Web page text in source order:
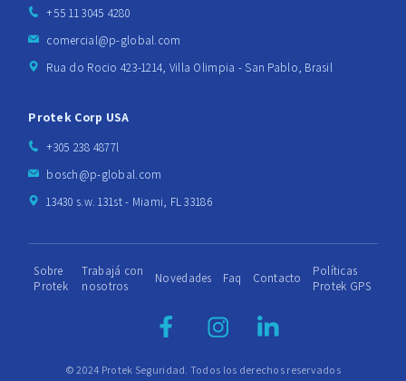
+55 11 3045 4280
comercial@p-global.com
Rua do Rocio 423-1214, Villa Olimpia - San Pablo, Brasil
Protek Corp USA
+305 238 4877l
bosch@p-global.com
13430 s.w. 131st - Miami, FL 33186
© 2024 Protek Seguridad. Todos los derechos reservados
Sobre
Protek
Trabajá con
nosotros
Novedades Faq Contacto
Políticas
Protek GPS